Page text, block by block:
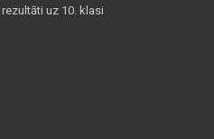
uz 10. klasi